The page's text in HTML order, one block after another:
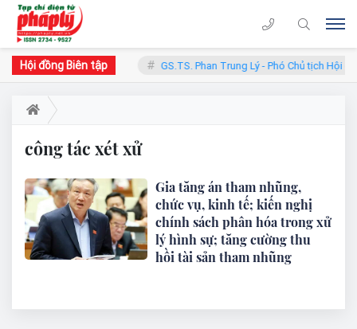
Hội đồng Biên tập
- Chủ tịch Hội đồng GS.TS. Phan Trung Lý - Phó Chủ tịch Hội
công tác xét xử
Gia tăng án tham nhũng,
chức vụ, kinh tế; kiến nghị
chính sách phân hóa trong xử
lý hình sự; tăng cường thu
hồi tài sản tham nhũng